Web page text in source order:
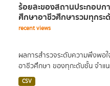
ร้อยละของสถานประกอบ
ศึกษาอาชีวศึกษารวมทุกระ
recent views
ผลการสำรวจระดับความพึงพอ
อาชีวศึกษา ของทุกะดับชั้น จำแ
CSV